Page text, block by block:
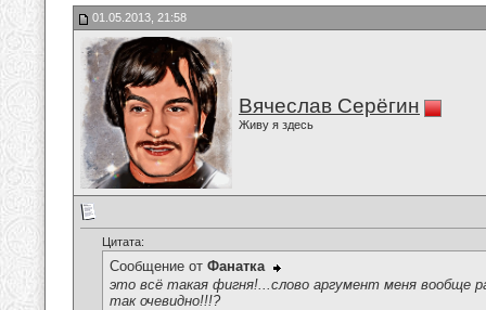
01.05.2013, 21:58
Вячеслав Серёгин
Живу я здесь
Цитата:
Сообщение от Фанатка
это всё такая фигня!...слово аргумент меня вообще
так очевидно!!!?